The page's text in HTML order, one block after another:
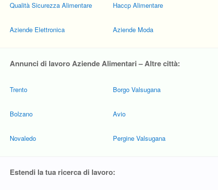
Qualità Sicurezza Alimentare
Aziende Elettronica
Haccp Alimentare
Aziende Moda
Annunci di lavoro Aziende Alimentari – Altre città:
Trento
Bolzano
Novaledo
Borgo Valsugana
Avio
Pergine Valsugana
Estendi la tua ricerca di lavoro: